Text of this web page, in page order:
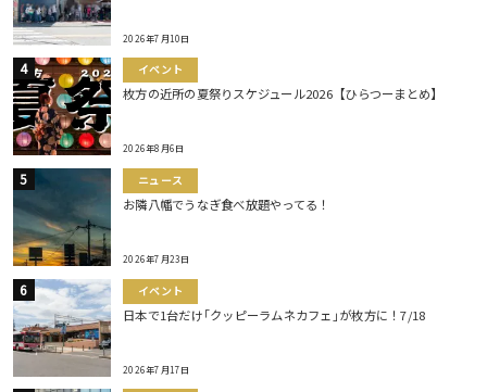
2026年7月10日
イベント
枚方の近所の夏祭りスケジュール2026【ひらつーまとめ】
2026年8月6日
ニュース
お隣八幡でうなぎ食べ放題やってる！
2026年7月23日
イベント
日本で1台だけ｢クッピーラムネカフェ｣が枚方に！7/18
2026年7月17日